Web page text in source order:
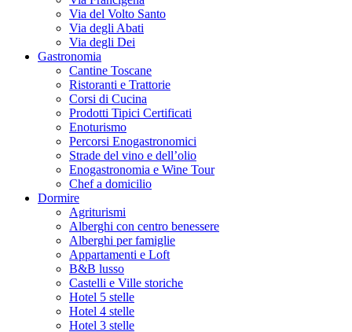
Via del Volto Santo
Via degli Abati
Via degli Dei
Gastronomia
Cantine Toscane
Ristoranti e Trattorie
Corsi di Cucina
Prodotti Tipici Certificati
Enoturismo
Percorsi Enogastronomici
Strade del vino e dell’olio
Enogastronomia e Wine Tour
Chef a domicilio
Dormire
Agriturismi
Alberghi con centro benessere
Alberghi per famiglie
Appartamenti e Loft
B&B lusso
Castelli e Ville storiche
Hotel 5 stelle
Hotel 4 stelle
Hotel 3 stelle